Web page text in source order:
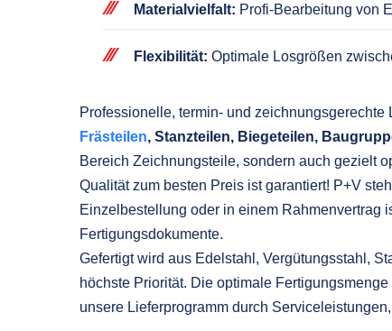
Materialvielfalt: Profi-Bearbeitung von
Flexibilität: Optimale Losgrößen
Professionelle, termin- und
Frästeilen, Stanzteilen, Biegeteilen,
Bereich Zeichnungsteile, sondern auch gezielt
Qualität zum besten Preis ist garantiert! P+V
Einzelbestellung oder in einem Rahmenvertrag
Fertigungsdokumente.
Gefertigt wird aus Edelstahl, Vergütungsstahl,
höchste Priorität. Die optimale
unsere Lieferprogramm durch